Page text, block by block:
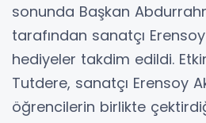
sonunda Başkan
tarafından sanatçı
hediyeler takdim edildi.
Tutdere, sanatçı Erensoy
öğrencilerin birlikte